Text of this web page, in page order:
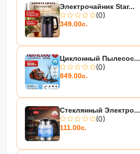
Электрочайник Star...
(0)
349.00с.
Циклонный Пылесос...
(0)
849.00с.
Стеклянный Электро...
(0)
111.00с.